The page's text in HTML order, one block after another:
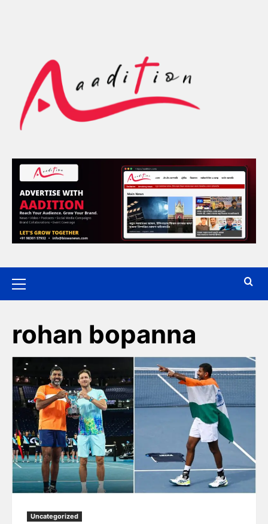
rohan bopanna
Uncategorized